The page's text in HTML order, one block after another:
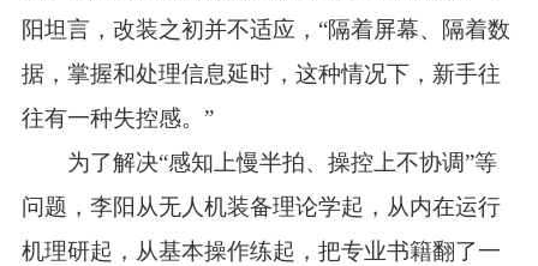
阳坦言，改装之初并不适应，“隔着屏幕、隔着数
据，掌握和处理信息延时，这种情况下，新手往
往有一种失控感。”
为了解决“感知上慢半拍、操控上不协调”等
问题，李阳从无人机装备理论学起，从内在运行
机理研起，从基本操作练起，把专业书籍翻了一